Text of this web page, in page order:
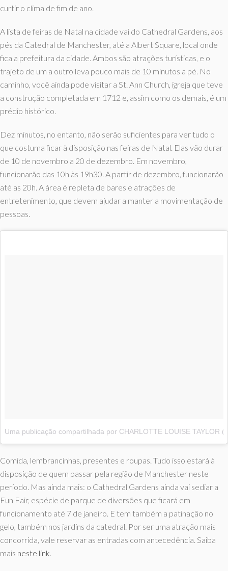
curtir o clima de fim de ano.
A lista de feiras de Natal na cidade vai do Cathedral Gardens, aos
pés da Catedral de Manchester, até a Albert Square, local onde
fica a prefeitura da cidade. Ambos são atrações turísticas, e o
trajeto de um a outro leva pouco mais de 10 minutos a pé. No
caminho, você ainda pode visitar a St. Ann Church, igreja que teve
a construção completada em 1712 e, assim como os demais, é um
prédio histórico.
Dez minutos, no entanto, não serão suficientes para ver tudo o
que costuma ficar à disposição nas feiras de Natal. Elas vão durar
de 10 de novembro a 20 de dezembro. Em novembro,
funcionarão das 10h às 19h30. A partir de dezembro, funcionarão
até as 20h. A área é repleta de bares e atrações de
entretenimento, que devem ajudar a manter a movimentação de
pessoas.
Uma publicação compartilhada por CHARLOTTE LOUISE TAYLOR
Comida, lembrancinhas, presentes e roupas. Tudo isso estará à
disposição de quem passar pela região de Manchester neste
período. Mas ainda mais: o Cathedral Gardens ainda vai sediar a
Fun Fair, espécie de parque de diversões que ficará em
funcionamento até 7 de janeiro. E tem também a patinação no
gelo, também nos jardins da catedral. Por ser uma atração mais
concorrida, vale reservar as entradas com antecedência. Saiba
mais neste link.